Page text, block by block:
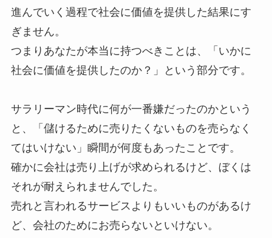
進んでいく過程で社会に価値を提供した結果にす
ぎません。
つまりあなたが本当に持つべきことは、「いかに
社会に価値を提供したのか？」という部分です。
サラリーマン時代に何が一番嫌だったのかという
と、「儲けるために売りたくないものを売らなく
てはいけない」瞬間が何度もあったことです。
確かに会社は売り上げが求められるけど、ぼくは
それが耐えられませんでした。
売れと言われるサービスよりもいいものがあるけ
ど、会社のためにお売らないといけない。